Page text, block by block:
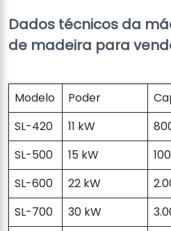
Dados técnicos da
de madeira para
Modelo Poder
SL-420
11 kW
SL-500
15 kW
SL-600
22 kW
SL-700
30 kW